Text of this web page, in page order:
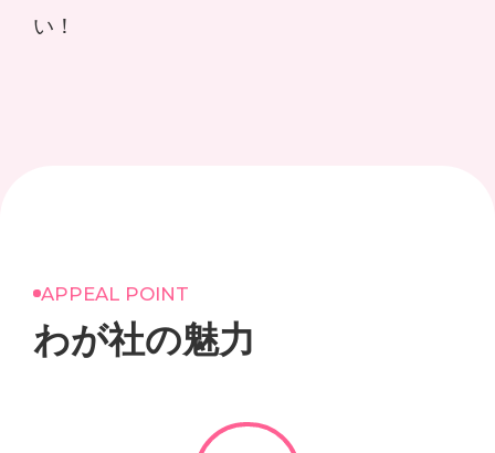
い！
APPEAL POINT
わが社の魅力